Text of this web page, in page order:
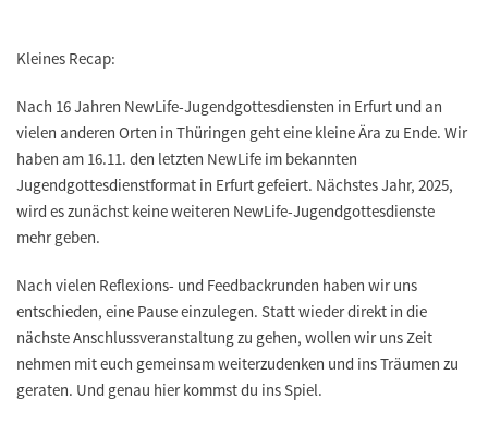
Kleines Recap:
Nach 16 Jahren NewLife-Jugendgottesdiensten in Erfurt und an
vielen anderen Orten in Thüringen geht eine kleine Ära zu Ende. Wir
haben am 16.11. den letzten NewLife im bekannten
Jugendgottesdienstformat in Erfurt gefeiert. Nächstes Jahr, 2025,
wird es zunächst keine weiteren NewLife-Jugendgottesdienste
mehr geben.
Nach vielen Reflexions- und Feedbackrunden haben wir uns
entschieden, eine Pause einzulegen. Statt wieder direkt in die
nächste Anschlussveranstaltung zu gehen, wollen wir uns Zeit
nehmen mit euch gemeinsam weiterzudenken und ins Träumen zu
geraten. Und genau hier kommst du ins Spiel.